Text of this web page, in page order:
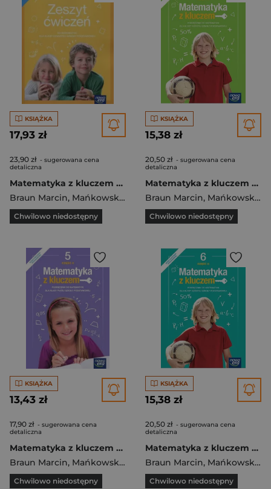
KSIĄŻKA
17,93 zł
23,90 zł - sugerowana cena
detaliczna
Matematyka z kluczem 4 Zeszyt ćwiczeń Szkoła podstawowa
Braun Marcin, Mańkowska Agnieszka ,Paszyńska Małgorzata
Chwilowo niedostępny
KSIĄŻKA
15,38 zł
20,50 zł - sugerowana cena
detaliczna
Matematyka z kluczem 6 Podręcznik Część 1 Szkoła podstawowa
Braun Marcin, Mańkowska Agnieszka
Chwilowo niedostępny
KSIĄŻKA
13,43 zł
17,90 zł - sugerowana cena
detaliczna
Matematyka z kluczem 5 Podręcznik Część 2 Szkoła podstawowa
Braun Marcin, Mańkowska Agnieszka ,Paszyńska Małgorzata
Chwilowo niedostępny
KSIĄŻKA
15,38 zł
20,50 zł - sugerowana cena
detaliczna
Matematyka z kluczem 6 Podręcznik Część 2 Szkoła podstawowa
Braun Marcin, Mańkowska Agnieszka
Chwilowo niedostępny